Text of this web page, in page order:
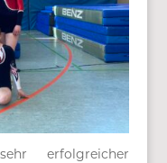
erfolgreicher